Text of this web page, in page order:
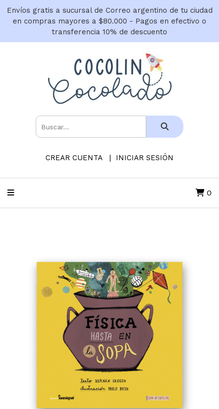
Envíos gratis a sucursal de Correo argentino de tu ciudad
en compras mayores a $80.000 - Pagos en efectivo o
transferencia 10% de descuento
CREAR CUENTA INICIAR SESIÓN
0